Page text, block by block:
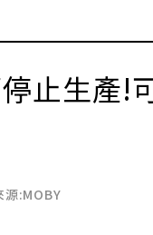
止生產!
:MOBY